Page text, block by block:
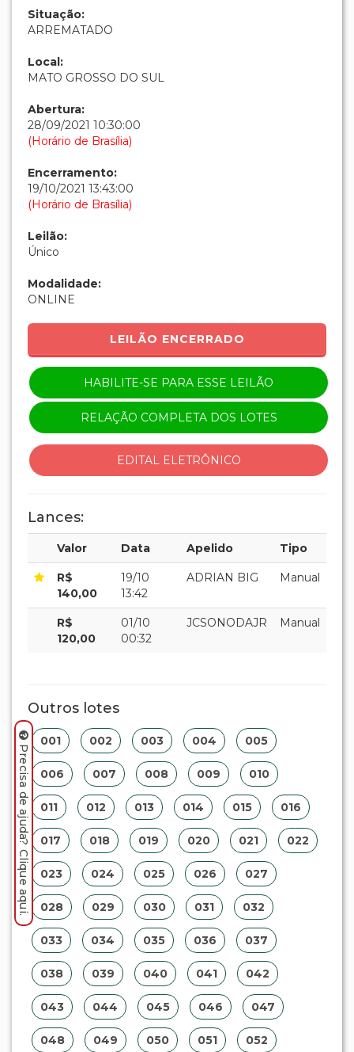
Situação:
ARREMATADO
Local:
MATO GROSSO DO SUL
Abertura:
28/09/2021 10:30:00
(Horário de Brasília)
Encerramento:
19/10/2021 13:43:00
(Horário de Brasília)
Leilão:
Único
Modalidade:
ONLINE
LEILÃO ENCERRADO
HABILITE-SE PARA ESSE LEILÃO
RELAÇÃO COMPLETA DOS LOTES
EDITAL ELETRÔNICO
Lances:
Valor Data Apelido Tipo
R$
140,00
19/10
13:42
ADRIAN BIG Manual
R$
120,00
01/10
00:32
JCSONODAJR Manual
Outros lotes
001 002 003 004 005
006 007 008 009 010
011 012 013 014 015 016
017 018 019 020 021 022
023 024 025 026 027
028 029 030 031 032
033 034 035 036 037
038 039 040 041 042
043 044 045 046 047
048 049 050 051 052
Precisa de ajuda? Clique aqui.